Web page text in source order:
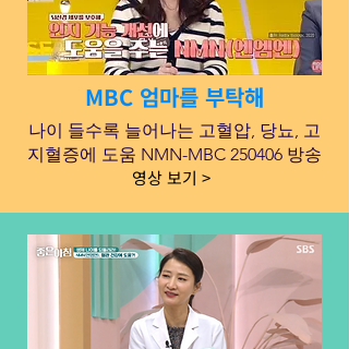
MBC 엄마를 부탁해
나이 들수록 늘어나는 고혈압, 당뇨, 고
지혈증에 도움 NMN-MBC 250406 방송
영상 보기 >